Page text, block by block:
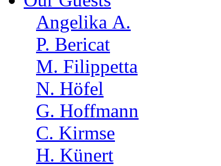
Angelika A.
P. Bericat
M. Filippetta
N. Höfel
G. Hoffmann
C. Kirmse
H. Künert